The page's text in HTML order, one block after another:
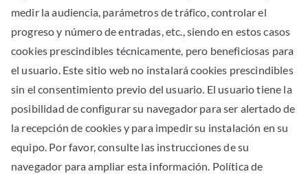
medir la audiencia, parámetros de tráfico, controlar el
progreso y número de entradas, etc., siendo en estos casos
cookies prescindibles técnicamente, pero beneficiosas para
el usuario. Este sitio web no instalará cookies prescindibles
sin el consentimiento previo del usuario. El usuario tiene la
posibilidad de configurar su navegador para ser alertado de
la recepción de cookies y para impedir su instalación en su
equipo. Por favor, consulte las instrucciones de su
navegador para ampliar esta información. Política de